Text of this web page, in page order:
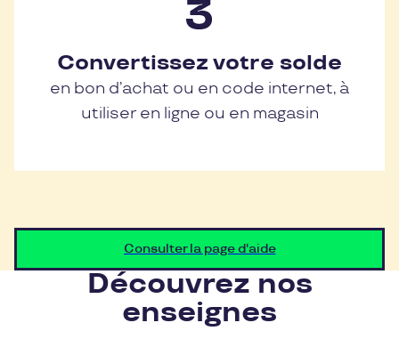
Convertissez votre solde
en bon d’achat ou en code internet, à
utiliser en ligne ou en magasin
Consulter la page d'aide
Découvrez nos
enseignes